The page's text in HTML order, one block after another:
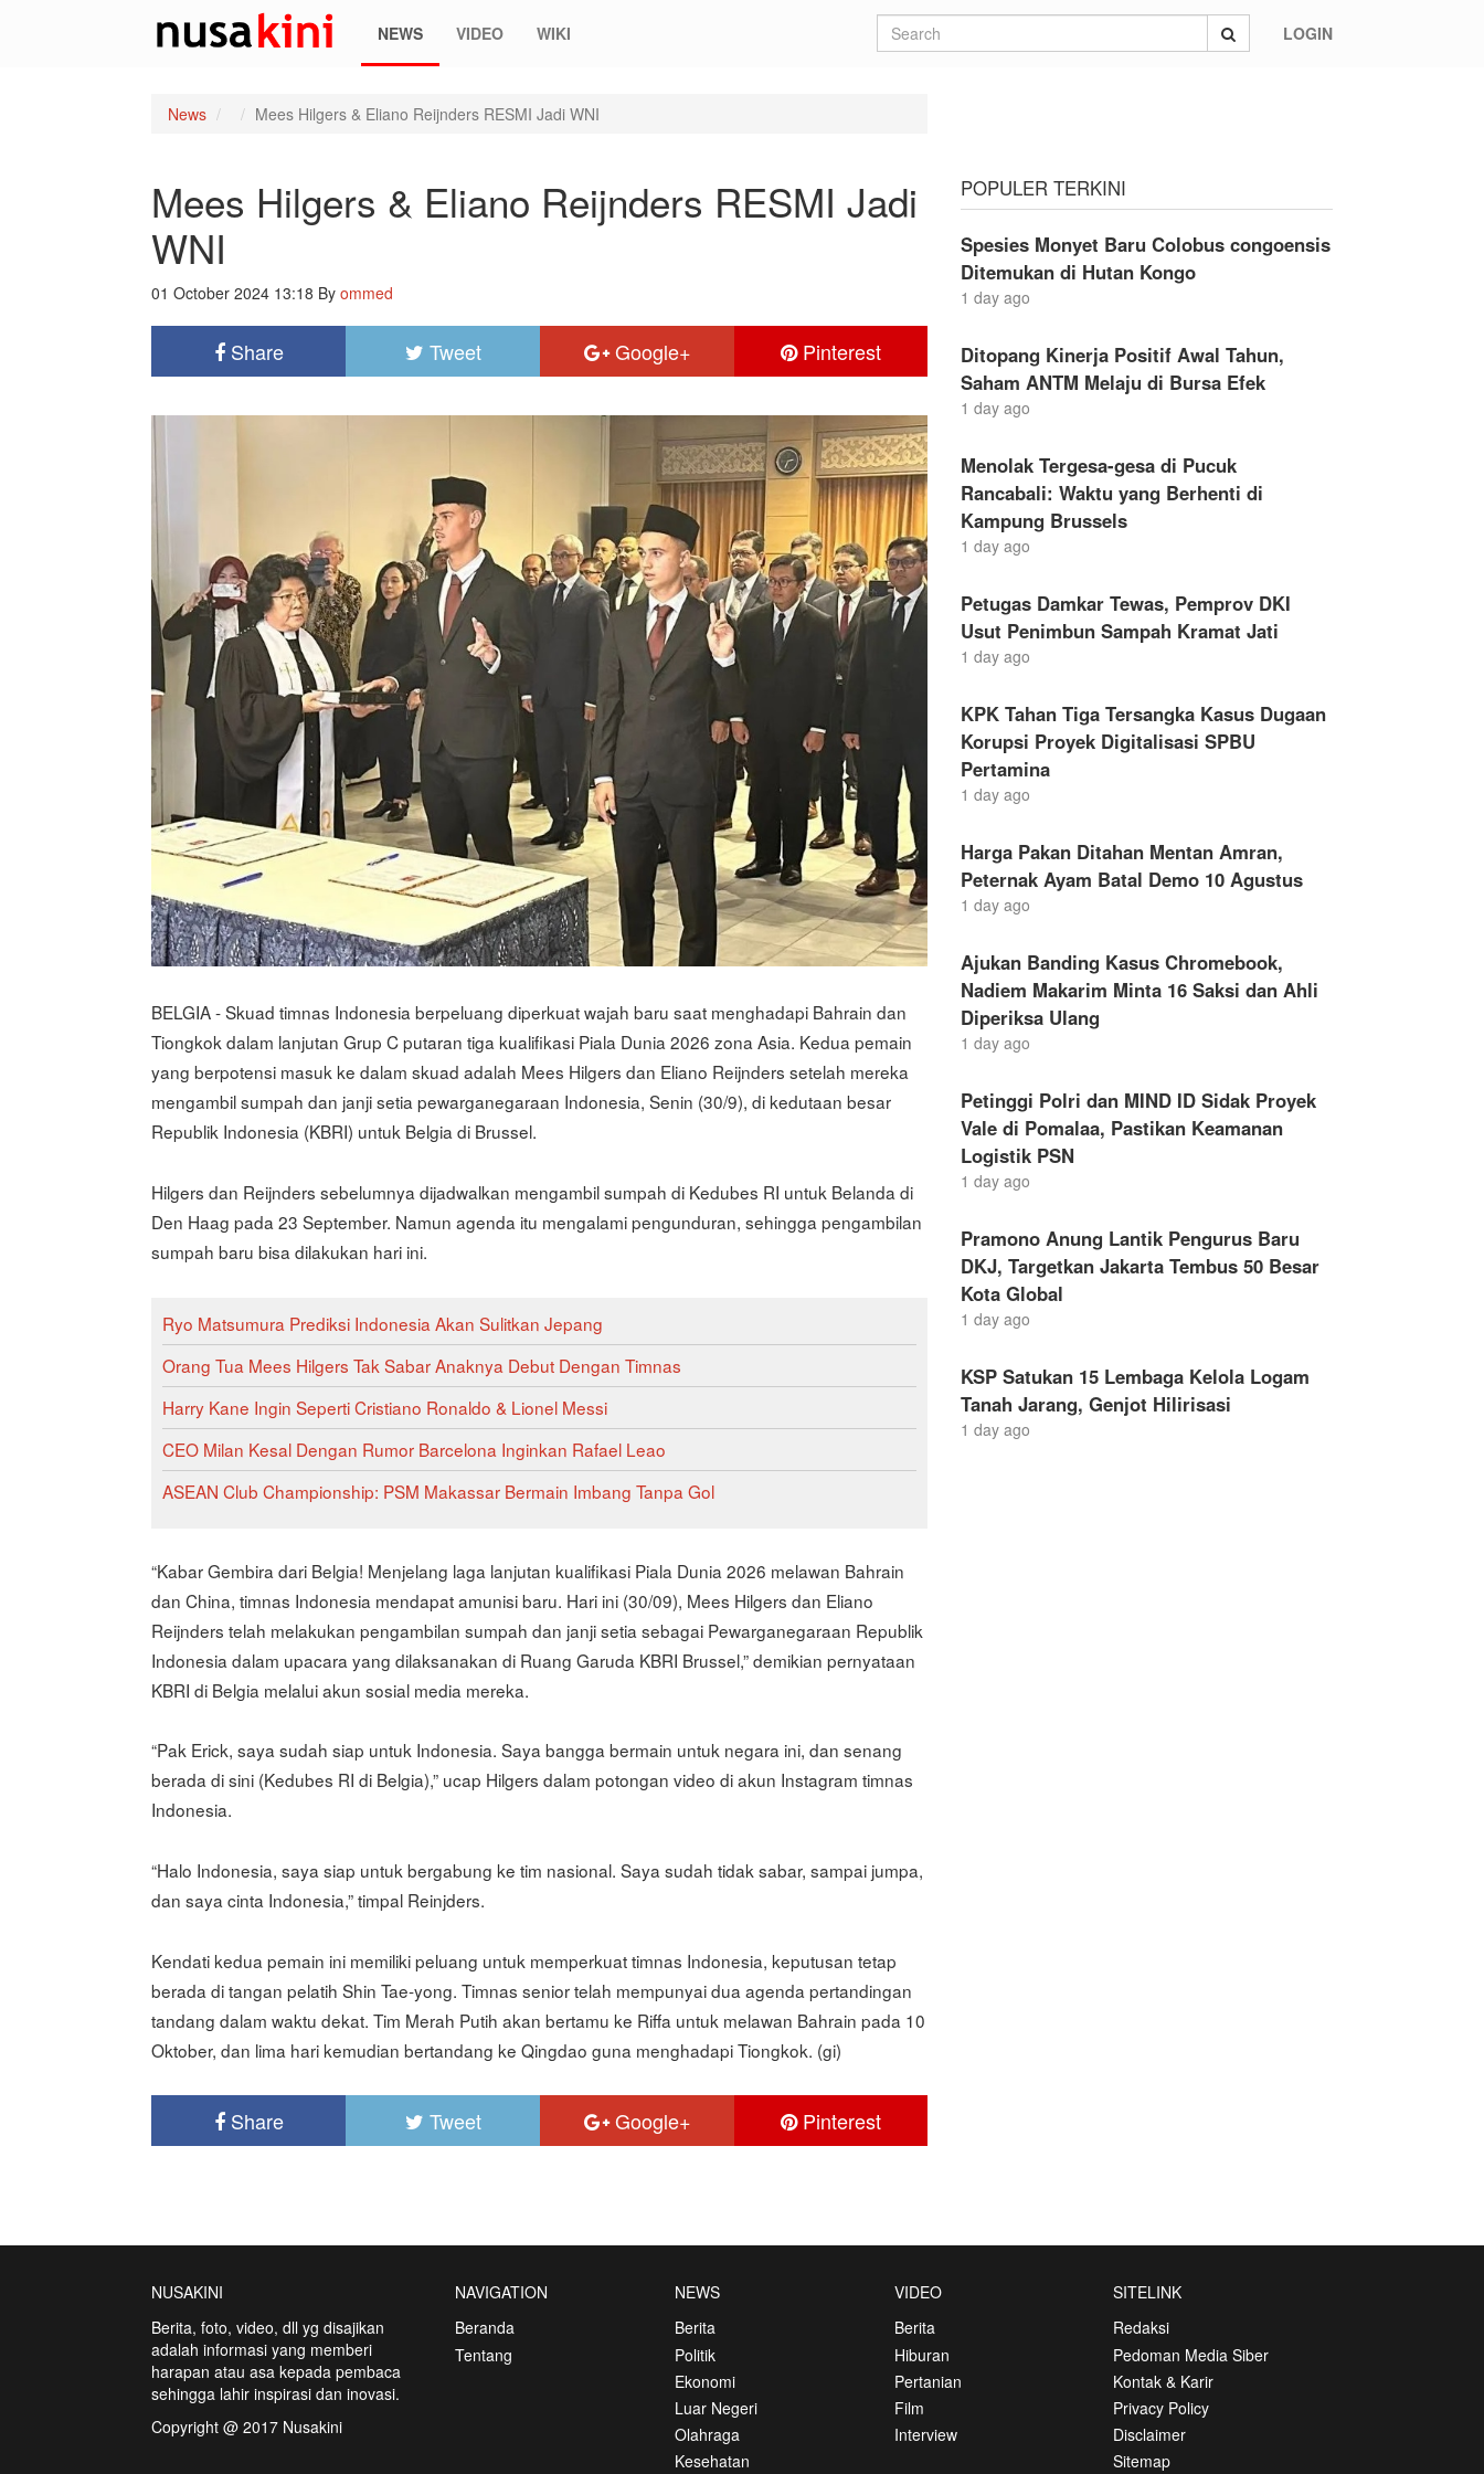
NEWS VIDEO WIKI LOGIN
News Mees Hilgers & Eliano Reijnders RESMI Jadi WNI
Mees Hilgers & Eliano Reijnders RESMI Jadi
WNI
01 October 2024 13:18 By ommed
Share Tweet Google+ Pinterest
BELGIA - Skuad timnas Indonesia berpeluang diperkuat wajah baru saat menghadapi Bahrain dan
Tiongkok dalam lanjutan Grup C putaran tiga kualifikasi Piala Dunia 2026 zona Asia. Kedua pemain
yang berpotensi masuk ke dalam skuad adalah Mees Hilgers dan Eliano Reijnders setelah mereka
mengambil sumpah dan janji setia pewarganegaraan Indonesia, Senin (30/9), di kedutaan besar
Republik Indonesia (KBRI) untuk Belgia di Brussel.
Hilgers dan Reijnders sebelumnya dijadwalkan mengambil sumpah di Kedubes RI untuk Belanda di
Den Haag pada 23 September. Namun agenda itu mengalami pengunduran, sehingga pengambilan
sumpah baru bisa dilakukan hari ini.
Ryo Matsumura Prediksi Indonesia Akan Sulitkan Jepang
Orang Tua Mees Hilgers Tak Sabar Anaknya Debut Dengan Timnas
Harry Kane Ingin Seperti Cristiano Ronaldo & Lionel Messi
CEO Milan Kesal Dengan Rumor Barcelona Inginkan Rafael Leao
ASEAN Club Championship: PSM Makassar Bermain Imbang Tanpa Gol
“Kabar Gembira dari Belgia! Menjelang laga lanjutan kualifikasi Piala Dunia 2026 melawan Bahrain
dan China, timnas Indonesia mendapat amunisi baru. Hari ini (30/09), Mees Hilgers dan Eliano
Reijnders telah melakukan pengambilan sumpah dan janji setia sebagai Pewarganegaraan Republik
Indonesia dalam upacara yang dilaksanakan di Ruang Garuda KBRI Brussel,” demikian pernyataan
KBRI di Belgia melalui akun sosial media mereka.
“Pak Erick, saya sudah siap untuk Indonesia. Saya bangga bermain untuk negara ini, dan senang
berada di sini (Kedubes RI di Belgia),” ucap Hilgers dalam potongan video di akun Instagram timnas
Indonesia.
“Halo Indonesia, saya siap untuk bergabung ke tim nasional. Saya sudah tidak sabar, sampai jumpa,
dan saya cinta Indonesia,” timpal Reinjders.
Kendati kedua pemain ini memiliki peluang untuk memperkuat timnas Indonesia, keputusan tetap
berada di tangan pelatih Shin Tae-yong. Timnas senior telah mempunyai dua agenda pertandingan
tandang dalam waktu dekat. Tim Merah Putih akan bertamu ke Riffa untuk melawan Bahrain pada 10
Oktober, dan lima hari kemudian bertandang ke Qingdao guna menghadapi Tiongkok. (gi)
Share Tweet Google+ Pinterest
POPULER TERKINI
Spesies Monyet Baru Colobus congoensis
Ditemukan di Hutan Kongo
1 day ago
Ditopang Kinerja Positif Awal Tahun,
Saham ANTM Melaju di Bursa Efek
1 day ago
Menolak Tergesa-gesa di Pucuk
Rancabali: Waktu yang Berhenti di
Kampung Brussels
1 day ago
Petugas Damkar Tewas, Pemprov DKI
Usut Penimbun Sampah Kramat Jati
1 day ago
KPK Tahan Tiga Tersangka Kasus Dugaan
Korupsi Proyek Digitalisasi SPBU
Pertamina
1 day ago
Harga Pakan Ditahan Mentan Amran,
Peternak Ayam Batal Demo 10 Agustus
1 day ago
Ajukan Banding Kasus Chromebook,
Nadiem Makarim Minta 16 Saksi dan Ahli
Diperiksa Ulang
1 day ago
Petinggi Polri dan MIND ID Sidak Proyek
Vale di Pomalaa, Pastikan Keamanan
Logistik PSN
1 day ago
Pramono Anung Lantik Pengurus Baru
DKJ, Targetkan Jakarta Tembus 50 Besar
Kota Global
1 day ago
KSP Satukan 15 Lembaga Kelola Logam
Tanah Jarang, Genjot Hilirisasi
1 day ago
NUSAKINI
Berita, foto, video, dll yg disajikan
adalah informasi yang memberi
harapan atau asa kepada pembaca
sehingga lahir inspirasi dan inovasi.
Copyright @ 2017 Nusakini
NAVIGATION
Beranda
Tentang
NEWS
Berita
Politik
Ekonomi
Luar Negeri
Olahraga
Kesehatan
VIDEO
Berita
Hiburan
Pertanian
Film
Interview
SITELINK
Redaksi
Pedoman Media Siber
Kontak & Karir
Privacy Policy
Disclaimer
Sitemap